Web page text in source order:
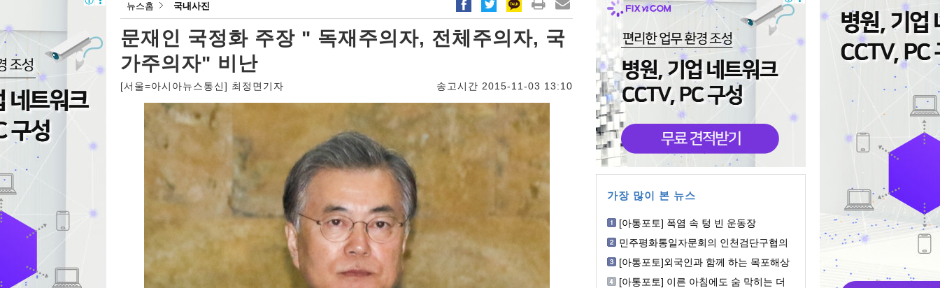
뉴스홈 국내사진
문재인 국정화 주장 " 독재주의자, 전체주의자, 국
가주의자" 비난
[서울=아시아뉴스통신] 최정면기자 송고시간 2015-11-03 13:10
가장 많이 본 뉴스
[아통포토] 폭염 속 텅 빈 운동장
민주평화통일자문회의 인천검단구협의
[아통포토]외국인과 함께 하는 목포해상
[아통포토] 이른 아침에도 숨 막히는 더